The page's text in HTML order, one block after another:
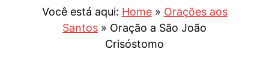
Você está aqui: Home» Orações aos
Santos » Oração a São João
Crisóstomo